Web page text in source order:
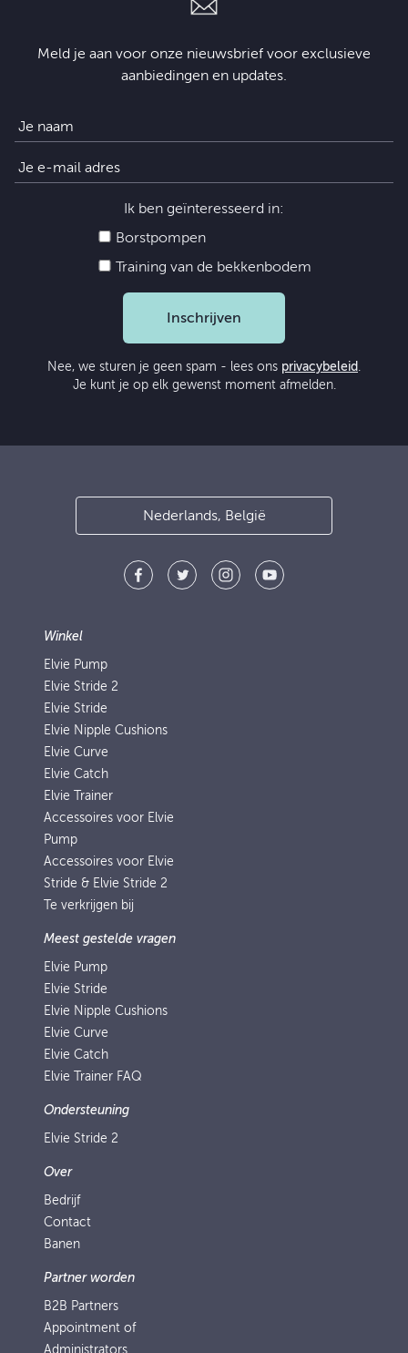
Meld je aan voor onze nieuwsbrief voor exclusieve
aanbiedingen en updates.
Ik ben geïnteresseerd in:
Borstpompen
Training van de bekkenbodem
Inschrijven
Nee, we sturen je geen spam - lees ons privacybeleid .
Je kunt je op elk gewenst moment afmelden.
Nederlands, België
Winkel
Elvie Pump
Elvie Stride 2
Elvie Stride
Elvie Nipple Cushions
Elvie Curve
Elvie Catch
Elvie Trainer
Accessoires voor Elvie
Pump
Accessoires voor Elvie
Stride & Elvie Stride 2
Te verkrijgen bij
Meest gestelde vragen
Elvie Pump
Elvie Stride
Elvie Nipple Cushions
Elvie Curve
Elvie Catch
Elvie Trainer FAQ
Ondersteuning
Elvie Stride 2
Over
Bedrijf
Contact
Banen
Partner worden
B2B Partners
Appointment of
Administrators